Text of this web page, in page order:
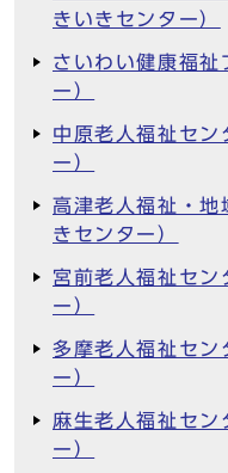
きいきセンター）
さいわい健康福祉
ー）
中原老人福祉セン
ー）
高津老人福祉・地
きセンター）
宮前老人福祉セン
ー）
多摩老人福祉セン
ー）
麻生老人福祉セン
ー）